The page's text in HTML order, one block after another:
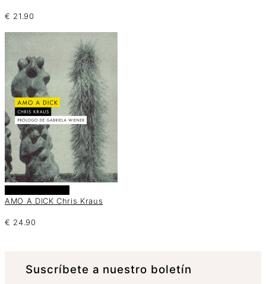
€ 21.90
AMO A DICK Chris Kraus
€ 24.90
Suscrí­bete a nuestro boletín